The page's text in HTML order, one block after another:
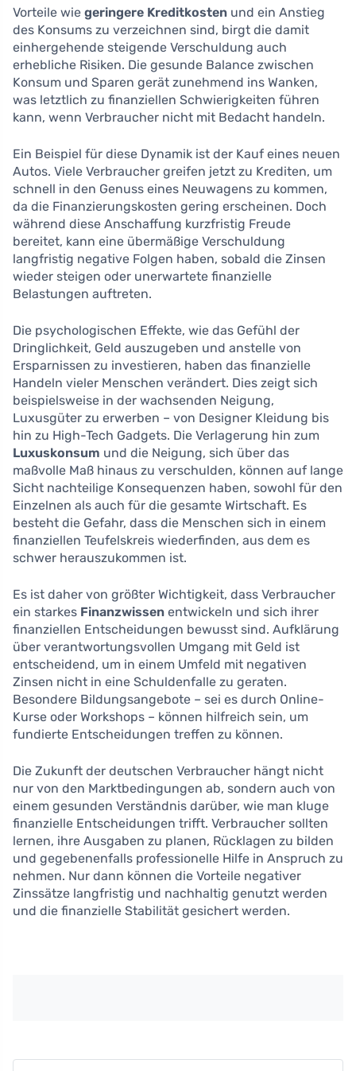
Vorteile wie geringere Kreditkosten und ein Anstieg
des Konsums zu verzeichnen sind, birgt die damit
einhergehende steigende Verschuldung auch
erhebliche Risiken. Die gesunde Balance zwischen
Konsum und Sparen gerät zunehmend ins Wanken,
was letztlich zu finanziellen Schwierigkeiten führen
kann, wenn Verbraucher nicht mit Bedacht handeln.
Ein Beispiel für diese Dynamik ist der Kauf eines neuen
Autos. Viele Verbraucher greifen jetzt zu Krediten, um
schnell in den Genuss eines Neuwagens zu kommen,
da die Finanzierungskosten gering erscheinen. Doch
während diese Anschaffung kurzfristig Freude
bereitet, kann eine übermäßige Verschuldung
langfristig negative Folgen haben, sobald die Zinsen
wieder steigen oder unerwartete finanzielle
Belastungen auftreten.
Die psychologischen Effekte, wie das Gefühl der
Dringlichkeit, Geld auszugeben und anstelle von
Ersparnissen zu investieren, haben das finanzielle
Handeln vieler Menschen verändert. Dies zeigt sich
beispielsweise in der wachsenden Neigung,
Luxusgüter zu erwerben – von Designer Kleidung bis
hin zu High-Tech Gadgets. Die Verlagerung hin zum
Luxuskonsum und die Neigung, sich über das
maßvolle Maß hinaus zu verschulden, können auf lange
Sicht nachteilige Konsequenzen haben, sowohl für den
Einzelnen als auch für die gesamte Wirtschaft. Es
besteht die Gefahr, dass die Menschen sich in einem
finanziellen Teufelskreis wiederfinden, aus dem es
schwer herauszukommen ist.
Es ist daher von größter Wichtigkeit, dass Verbraucher
ein starkes Finanzwissen entwickeln und sich ihrer
finanziellen Entscheidungen bewusst sind. Aufklärung
über verantwortungsvollen Umgang mit Geld ist
entscheidend, um in einem Umfeld mit negativen
Zinsen nicht in eine Schuldenfalle zu geraten.
Besondere Bildungsangebote – sei es durch Online-
Kurse oder Workshops – können hilfreich sein, um
fundierte Entscheidungen treffen zu können.
Die Zukunft der deutschen Verbraucher hängt nicht
nur von den Marktbedingungen ab, sondern auch von
einem gesunden Verständnis darüber, wie man kluge
finanzielle Entscheidungen trifft. Verbraucher sollten
lernen, ihre Ausgaben zu planen, Rücklagen zu bilden
und gegebenenfalls professionelle Hilfe in Anspruch zu
nehmen. Nur dann können die Vorteile negativer
Zinssätze langfristig und nachhaltig genutzt werden
und die finanzielle Stabilität gesichert werden.